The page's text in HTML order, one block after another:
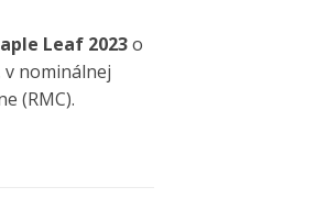
Leaf 2023o
nominálnej
(RMC).